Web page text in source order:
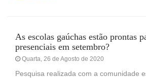
As escolas gaúchas estão prontas
presenciais em setembro?
Quarta, 26 de Agosto de 2020
Pesquisa realizada com a comunidade